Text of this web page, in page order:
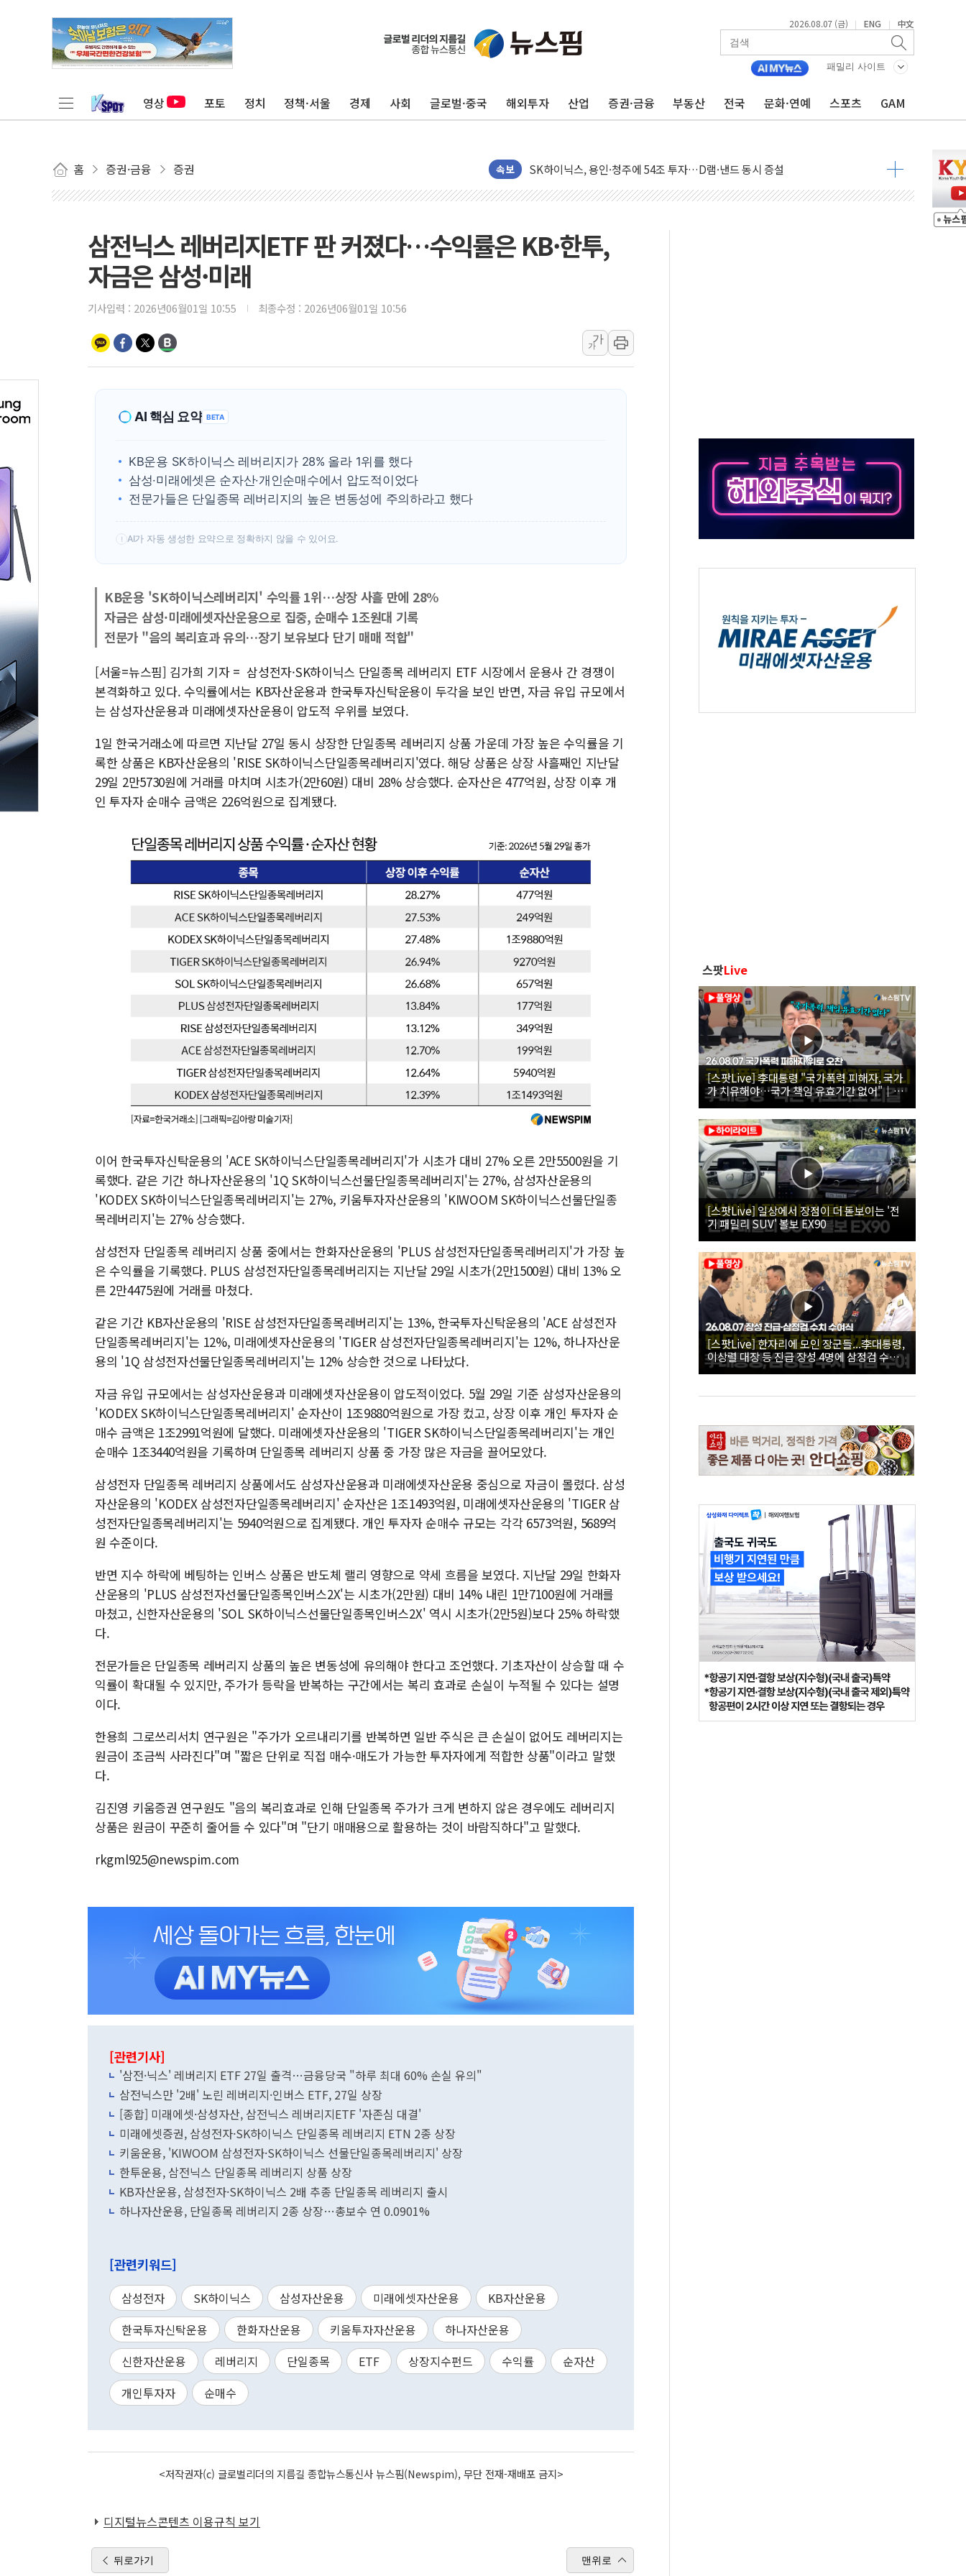
2026.08.07 (금) | ENG | 中文
패밀리 사이트
영상 포토 정치 정책·서울 경제 사회 글로벌·중국 해외투자 산업 증권·금융 부동산 전국 문화·연예 스포츠 GAM
홈 증권·금융 증권 속보
서울 노원 40.2도…8년 만에 서울서 40도 넘어
한전, 한전기술지주 출범…에너지 유니콘기업 본격 육성
[중국증시 마감] CPO∙PCB∙CRO가 이끈 '기술주 상승장'
[ETF 시황] 2차전지 ETF 급등, SK하이닉스 레버리지는 급락
SK증권, 비대면 고객 대상 '수수료 평생 우대' 이벤트 진행
통합위, 'AI 포용사회'·'청년 자산격차 해소' 특위 출범…"소외되는 계층 없도록"
[컨콜] 롯데케미칼, "하반기 기초화학 가격 강세 완화"
안동 송천동 양봉장 화재 야산으로 확산...헬기 3대 투입 진화 중
호남반도체 산단 하루 65만톤 용수 필요…절반은 하수처리수로 공급한다
[일본 증시] 닛케이, 레이저텍·SBG 실적 우려에 이틀째 하락...토픽스는 상승
롯데케미칼, 2분기 영업익 1101억 '흑자전환'
삼전닉스 레버리지ETF 판 커졌다…수익률은 KB·한투,
자금은 삼성·미래
기사입력 : 2026년06월01일 10:55 최종수정 : 2026년06월01일 10:56
가
가
AI 핵심 요약 BETA
KB운용 SK하이닉스 레버리지가 28% 올라 1위를 했다
삼성·미래에셋은 순자산·개인순매수에서 압도적이었다
전문가들은 단일종목 레버리지의 높은 변동성에 주의하라고 했다
! AI가 자동 생성한 요약으로 정확하지 않을 수 있어요.
KB운용 'SK하이닉스레버리지' 수익률 1위…상장 사흘 만에 28%
자금은 삼성·미래에셋자산운용으로 집중, 순매수 1조원대 기록
전문가 "음의 복리효과 유의…장기 보유보다 단기 매매 적합"
[서울=뉴스핌] 김가희 기자 = 삼성전자·SK하이닉스 단일종목 레버리지 ETF 시장에서 운용사 간 경쟁이
본격화하고 있다. 수익률에서는 KB자산운용과 한국투자신탁운용이 두각을 보인 반면, 자금 유입 규모에서
는 삼성자산운용과 미래에셋자산운용이 압도적 우위를 보였다.
1일 한국거래소에 따르면 지난달 27일 동시 상장한 단일종목 레버리지 상품 가운데 가장 높은 수익률을 기
록한 상품은 KB자산운용의 'RISE SK하이닉스단일종목레버리지'였다. 해당 상품은 상장 사흘째인 지난달
29일 2만5730원에 거래를 마치며 시초가(2만60원) 대비 28% 상승했다. 순자산은 477억원, 상장 이후 개
인 투자자 순매수 금액은 226억원으로 집계됐다.
이어 한국투자신탁운용의 'ACE SK하이닉스단일종목레버리지'가 시초가 대비 27% 오른 2만5500원을 기
록했다. 같은 기간 하나자산운용의 '1Q SK하이닉스선물단일종목레버리지'는 27%, 삼성자산운용의
'KODEX SK하이닉스단일종목레버리지'는 27%, 키움투자자산운용의 'KIWOOM SK하이닉스선물단일종
목레버리지'는 27% 상승했다.
삼성전자 단일종목 레버리지 상품 중에서는 한화자산운용의 'PLUS 삼성전자단일종목레버리지'가 가장 높
은 수익률을 기록했다. PLUS 삼성전자단일종목레버리지는 지난달 29일 시초가(2만1500원) 대비 13% 오
른 2만4475원에 거래를 마쳤다.
같은 기간 KB자산운용의 'RISE 삼성전자단일종목레버리지'는 13%, 한국투자신탁운용의 'ACE 삼성전자
단일종목레버리지'는 12%, 미래에셋자산운용의 'TIGER 삼성전자단일종목레버리지'는 12%, 하나자산운
용의 '1Q 삼성전자선물단일종목레버리지'는 12% 상승한 것으로 나타났다.
자금 유입 규모에서는 삼성자산운용과 미래에셋자산운용이 압도적이었다. 5월 29일 기준 삼성자산운용의
'KODEX SK하이닉스단일종목레버리지' 순자산이 1조9880억원으로 가장 컸고, 상장 이후 개인 투자자 순
매수 금액은 1조2991억원에 달했다. 미래에셋자산운용의 'TIGER SK하이닉스단일종목레버리지'는 개인
순매수 1조3440억원을 기록하며 단일종목 레버리지 상품 중 가장 많은 자금을 끌어모았다.
삼성전자 단일종목 레버리지 상품에서도 삼성자산운용과 미래에셋자산운용 중심으로 자금이 몰렸다. 삼성
자산운용의 'KODEX 삼성전자단일종목레버리지' 순자산은 1조1493억원, 미래에셋자산운용의 'TIGER 삼
성전자단일종목레버리지'는 5940억원으로 집계됐다. 개인 투자자 순매수 규모는 각각 6573억원, 5689억
원 수준이다.
반면 지수 하락에 베팅하는 인버스 상품은 반도체 랠리 영향으로 약세 흐름을 보였다. 지난달 29일 한화자
산운용의 'PLUS 삼성전자선물단일종목인버스2X'는 시초가(2만원) 대비 14% 내린 1만7100원에 거래를
마쳤고, 신한자산운용의 'SOL SK하이닉스선물단일종목인버스2X' 역시 시초가(2만5원)보다 25% 하락했
다.
전문가들은 단일종목 레버리지 상품의 높은 변동성에 유의해야 한다고 조언했다. 기초자산이 상승할 때 수
익률이 확대될 수 있지만, 주가가 등락을 반복하는 구간에서는 복리 효과로 손실이 누적될 수 있다는 설명
이다.
한용희 그로쓰리서치 연구원은 "주가가 오르내리기를 반복하면 일반 주식은 큰 손실이 없어도 레버리지는
원금이 조금씩 사라진다"며 "짧은 단위로 직접 매수·매도가 가능한 투자자에게 적합한 상품"이라고 말했
다.
김진영 키움증권 연구원도 "음의 복리효과로 인해 단일종목 주가가 크게 변하지 않은 경우에도 레버리지
상품은 원금이 꾸준히 줄어들 수 있다"며 "단기 매매용으로 활용하는 것이 바람직하다"고 말했다.
rkgml925@newspim.com
[관련기사]
'삼전·닉스' 레버리지 ETF 27일 출격…금융당국 "하루 최대 60% 손실 유의"
삼전닉스만 '2배' 노린 레버리지·인버스 ETF, 27일 상장
[종합] 미래에셋·삼성자산, 삼전닉스 레버리지ETF '자존심 대결'
미래에셋증권, 삼성전자·SK하이닉스 단일종목 레버리지 ETN 2종 상장
키움운용, 'KIWOOM 삼성전자·SK하이닉스 선물단일종목레버리지' 상장
한투운용, 삼전닉스 단일종목 레버리지 상품 상장
KB자산운용, 삼성전자·SK하이닉스 2배 추종 단일종목 레버리지 출시
하나자산운용, 단일종목 레버리지 2종 상장…총보수 연 0.0901%
[관련키워드]
삼성전자 SK하이닉스 삼성자산운용 미래에셋자산운용
KB자산운용
한국투자신탁운용
한화자산운용 키움투자자산운용
하나자산운용
신한자산운용
레버리지 단일종목 ETF 상장지수펀드 수익률
순자산
개인투자자
순매수
<저작권자(c) 글로벌리더의 지름길 종합뉴스통신사 뉴스핌(Newspim), 무단 전재-재배포 금지>
디지털뉴스콘텐츠 이용규칙 보기
뒤로가기 맨위로
스팟Live
[스팟Live] 李대통령 "국가폭력 피해자, 국가
가 치유해야…국가 책임 유효기간 없어"｜
26.08.07 국가폭력 피해자 위로 오찬
[스팟Live] 일상에서 장점이 더 돋보이는 '전
기 패밀리 SUV' 볼보 EX90
[스팟Live] 한자리에 모인 장군들...李대통령,
이상렬 대장 등 진급 장성 4명에 삼정검 수치
직접 수여｜26.08.07 장성 진급·삼정검 수치